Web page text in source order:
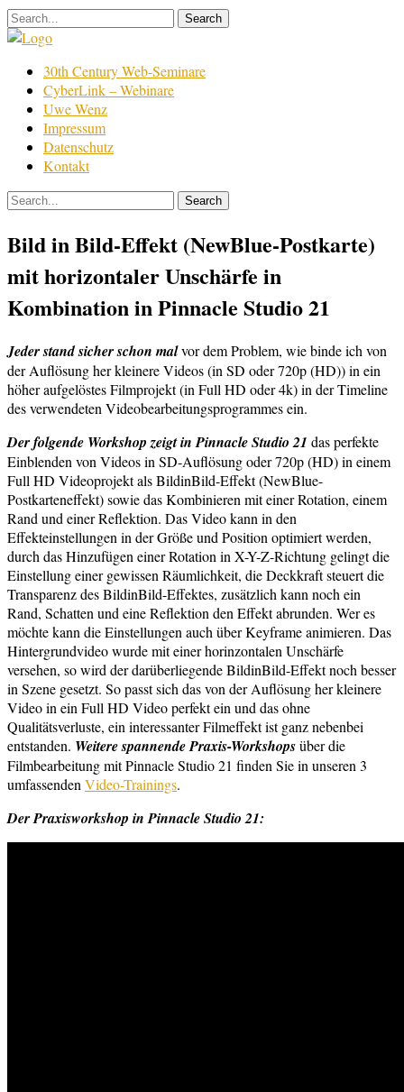
Skip
to
Film
Bearbeitung
30th Century Web-Seminare
CyberLink – Webinare
Uwe Wenz
Impressum
Datenschutz
Kontakt
Bild in Bild-Effekt (NewBlue-Postkarte)
mit horizontaler Unschärfe in
Kombination in Pinnacle Studio 21
Jeder stand sicher schon malvor dem Problem, wie binde ich von
der Auflösung her kleinere Videos (in SD oder 720p (HD)) in ein
höher aufgelöstes Filmprojekt (in Full HD oder 4k) in der Timeline
des verwendeten Videobearbeitungsprogrammes ein.
Der folgende Workshop zeigt in Pinnacle Studio 21 das perfekte
Einblenden von Videos in SD-Auflösung oder 720p (HD) in einem
Full HD Videoprojekt als BildinBild-Effekt (NewBlue-
Postkarteneffekt) sowie das Kombinieren mit einer Rotation, einem
Rand und einer Reflektion. Das Video kann in den
Effekteinstellungen in der Größe und Position optimiert werden,
durch das Hinzufügen einer Rotation in X-Y-Z-Richtung gelingt die
Einstellung einer gewissen Räumlichkeit, die Deckkraft steuert die
Transparenz des BildinBild-Effektes, zusätzlich kann noch ein
Rand, Schatten und eine Reflektion den Effekt abrunden. Wer es
möchte kann die Einstellungen auch über Keyframe animieren. Das
Hintergrundvideo wurde mit einer horinzontalen Unschärfe
versehen, so wird der darüberliegende BildinBild-Effekt noch besser
in Szene gesetzt. So passt sich das von der Auflösung her kleinere
Video in ein Full HD Video perfekt ein und das ohne
Qualitätsverluste, ein interessanter Filmeffekt ist ganz nebenbei
entstanden. Weitere spannende Praxis-Workshopsüber die
Filmbearbeitung mit Pinnacle Studio 21 finden Sie in unseren 3
umfassenden Video-Trainings.
Der Praxisworkshop in Pinnacle Studio 21: